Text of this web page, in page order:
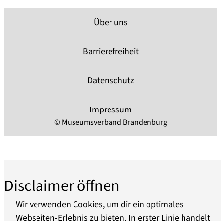
an Hand von Modellen, Abbildungen und
Dokumenten dargestellt. Seit 1979 liegt der 1897
Oder im Museumspark.
Die in 2012 beginnenden Umstrukturierungs-
Schwerpunkte Leben an, auf und mit dem Fluss
Über uns
Barrierefreiheit
Datenschutz
Impressum
© Museumsverband Brandenburg
Disclaimer öffnen
Wir verwenden Cookies, um dir ein optimales
Webseiten-Erlebnis zu bieten. In erster Linie handelt